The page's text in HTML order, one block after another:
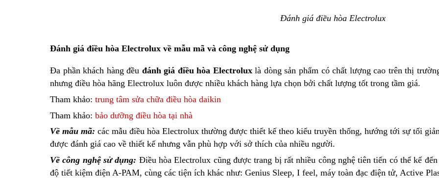
Đánh giá điều hòa Electrolux
Đánh giá điều hòa Electrolux về mẫu mã và công nghệ sử dụng
Đa phần khách hàng đều đánh giá điều hòa Electroluxlà dòng sản phẩm có chất lượng cao trên thị
nhưng điều hòa hãng Electrolux luôn được nhiều khách hàng lựa chọn bởi chất lượng tốt trong tầm giá.
Tham khảo: trung tâm sửa chữa điều hòa daikin
Tham khảo: bảo dưỡng điều hòa tại nhà
Về mẫu mã: các mẫu điều hòa Electrolux thường được thiết kế theo kiểu truyền thống, hướng tới sự tối
được đánh giá cao về thiết kế nhưng vẫn phù hợp với sở thích của nhiều người.
Về công nghệ sử dụng: Điều hòa Electrolux cũng được trang bị rất nhiều công nghệ tiên tiến có thể kể
độ tiết kiệm điện A-PAM, cùng các tiện ích khác như: Genius Sleep, I feel, máy toàn đạc điện tử, Active